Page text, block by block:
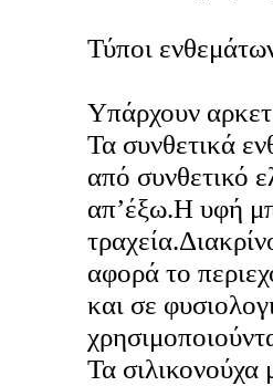
Τύποι
Υπάρχουν
Τα συνθετικά
από συνθετικό
απ’έξω.Η υφή
αφορά το
και σε
Τα σιλικονούχα